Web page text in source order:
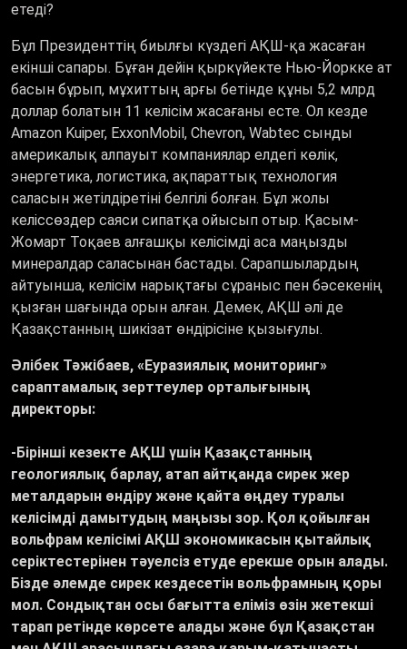
етеді?
Бұл Президенттің биылғы күздегі АҚШ-қа жасаған
екінші сапары. Бұған дейін қыркүйекте Нью-Йоркке ат
басын бұрып, мұхиттың арғы бетінде құны 5,2 млрд
доллар болатын 11 келісім жасағаны есте. Ол кезде
Amazon Kuiper, ExxonMobil, Chevron, Wabtec сынды
америкалық алпауыт компаниялар елдегі көлік,
энергетика, логистика, ақпараттық технология
саласын жетілдіретіні белгілі болған. Бұл жолы
келіссөздер саяси сипатқа ойысып отыр. Қасым-
Жомарт Тоқаев алғашқы келісімді аса маңызды
минералдар саласынан бастады. Сарапшылардың
айтуынша, келісім нарықтағы сұраныс пен бәсекенің
қызған шағында орын алған. Демек, АҚШ әлі де
Қазақстанның шикізат өндірісіне қызығулы.
Әлібек Тәжібаев, «Еуразиялық мониторинг»
сараптамалық зерттеулер орталығының
директоры:
-Бірінші кезекте АҚШ үшін Қазақстанның
геологиялық барлау, атап айтқанда сирек жер
металдарын өндіру және қайта өңдеу туралы
келісімді дамытудың маңызы зор. Қол қойылған
вольфрам келісімі АҚШ экономикасын қытайлық
серіктестерінен тәуелсіз етуде ерекше орын алады.
Бізде әлемде сирек кездесетін вольфрамның қоры
мол. Сондықтан осы бағытта еліміз өзін жетекші
тарап ретінде көрсете алады және бұл Қазақстан